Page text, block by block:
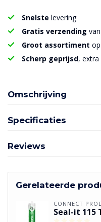
Snelste levering
Gratis verzending
Groot assortiment
Scherp geprijsd,
Omschrijving
Specificaties
Reviews
Gerelateerde
CONNECT
Seal-it 115